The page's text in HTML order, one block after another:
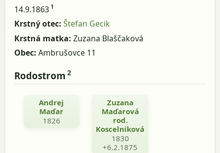
14.9.1863 1
Krstný otec: Štefan Gecik
Krstná matka: Zuzana Blaščaková
Obec: Ambrušovce 11
Rodostrom 2
Andrej
Maďar
1826
Zuzana
Maďarová
rod.
Koscelniková
1830
+6.2.1875